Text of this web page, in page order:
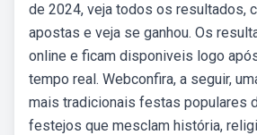
de 2024, veja todos os resultados,
apostas e veja se ganhou. Os
online e ficam disponiveis logo
tempo real. Webconfira, a seguir,
mais tradicionais festas populares
festejos que mesclam história,